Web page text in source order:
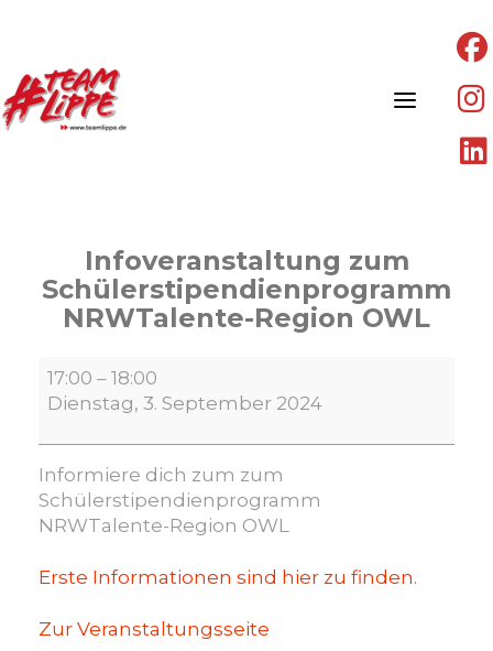
Infoveranstaltung zum
Schülerstipendienprogramm
NRWTalente-Region OWL
Infoveranstaltung
zum
Schülerstipendienprogramm
NRWTalente-
Region
OWL
17:00 – 18:00
Dienstag, 3. September 2024
Informiere dich zum zum
Schülerstipendienprogramm
NRWTalente-Region OWL
Erste Informationen sind hier zu finden.
Zur Veranstaltungsseite